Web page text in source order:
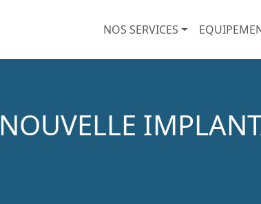
Nouveau Menu Principal
NOS SERVICES
NOUVELLE